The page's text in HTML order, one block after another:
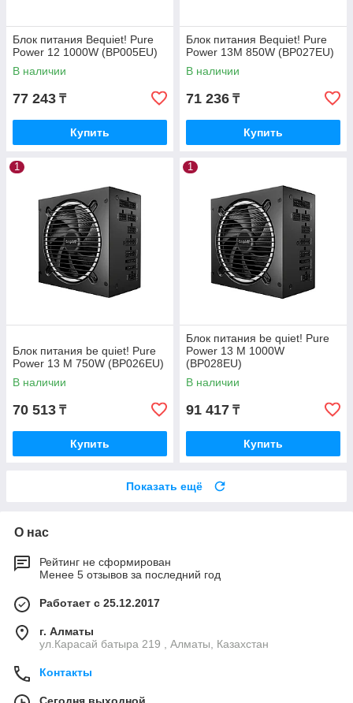
Блок питания Bequiet! Pure
Power 12 1000W (BP005EU)
В наличии
77 243 ₸
Купить
Блок питания Bequiet! Pure
Power 13M 850W (BP027EU)
В наличии
71 236 ₸
Купить
1
Блок питания be quiet! Pure
Power 13 M 750W (BP026EU)
В наличии
70 513 ₸
Купить
1
Блок питания be quiet! Pure
Power 13 M 1000W
(BP028EU)
В наличии
91 417 ₸
Купить
Показать ещё
О нас
Рейтинг не сформирован
Менее 5 отзывов за последний год
Работает с 25.12.2017
г. Алматы
ул.Карасай батыра 219 , Алматы, Казахстан
Контакты